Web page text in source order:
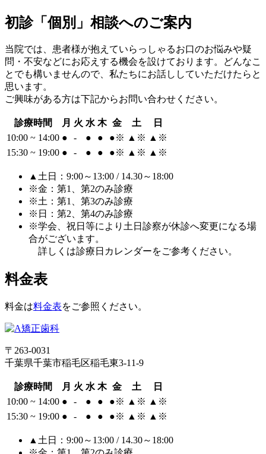
初診「個別」相談へのご案内
当院では、患者様が抱えていらっしゃるお口のお悩みや疑
問・不安などにお応えする機会を設けております。どんなこ
とでも構いませんので、私たちにお話ししていただけたらと
思います。
ご興味がある方は下記からお問い合わせください。
診療時間 月 火 水 木 金 土
日
10:00 ~ 14:00 ● - ● ● ●※ ▲ ※ ▲ ※
15:30 ~ 19:00 ● - ● ● ●※ ▲ ※ ▲ ※
▲土日：9:00～13:00 / 14.30～18:00
※金：第1、第2のみ診療
※土：第1、第3のみ診療
※日：第2、第4のみ診療
※学会、祝日等により土日診察が休診へ変更になる場
合がございます。
詳しくは診療日カレンダーをご参考ください。
料金表
料金は料金表をご参照ください。
〒263-0031
千葉県千葉市稲毛区稲毛東3-11-9
診療時間 月 火 水 木 金 土
日
10:00 ~ 14:00 ● - ● ● ●※ ▲ ※ ▲ ※
15:30 ~ 19:00 ● - ● ● ●※ ▲ ※ ▲ ※
▲土日：9:00～13:00 / 14.30～18:00